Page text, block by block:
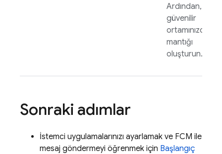
Ardından,
güvenilir
ortamınızda
mantığı
oluşturun.
Sonraki adımlar
İstemci uygulamalarınızı ayarlamak ve FCM ile
mesaj göndermeyi öğrenmek için Başlangıç